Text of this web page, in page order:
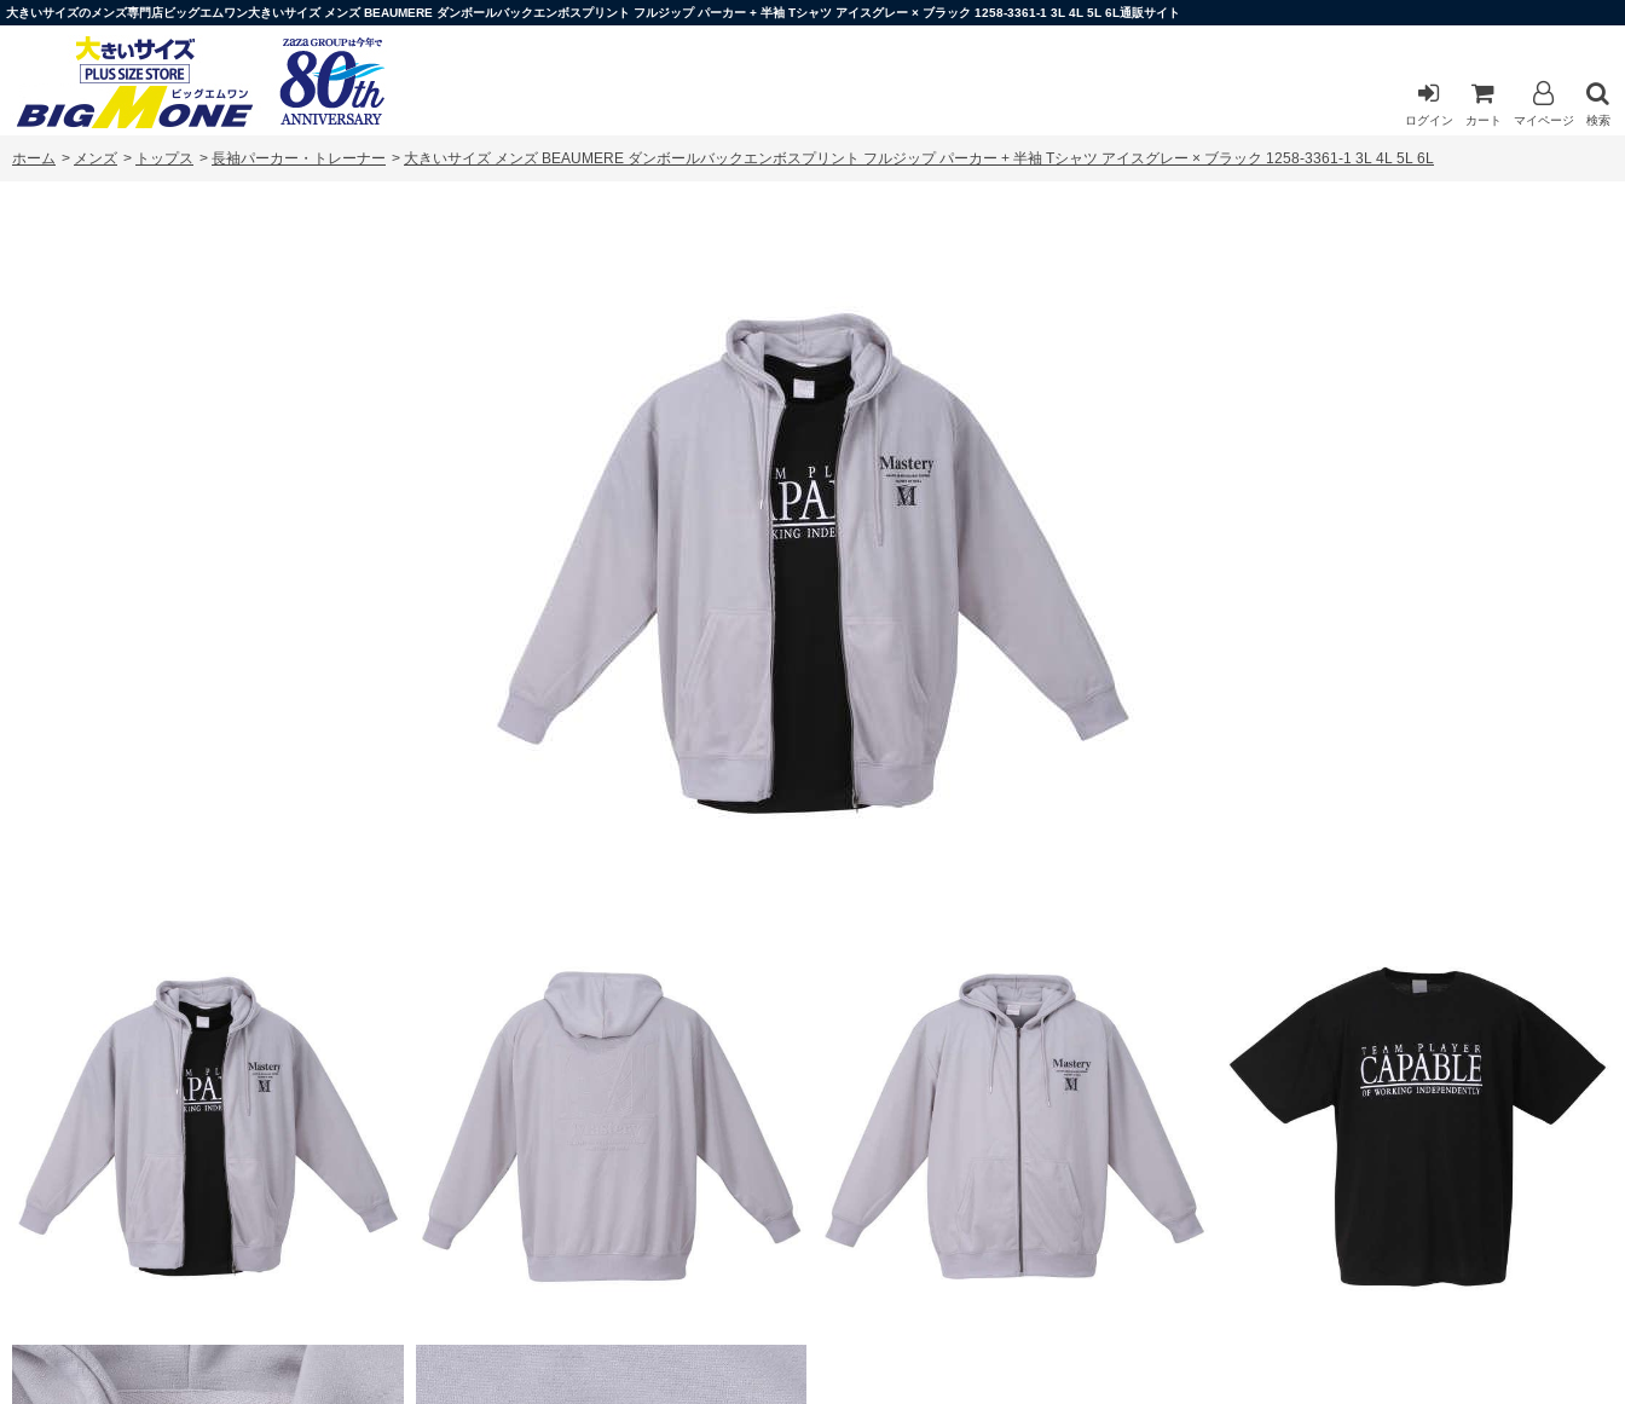
大きいサイズのメンズ専門店ビッグエムワン大きいサイズ メンズ BEAUMERE ダンボールバックエンボスプリント フルジップ パーカー + 半袖 Tシャツ アイスグレー × ブラック 1258-3361-1 3L 4L 5L 6L通販サイト
ログイン カート マイページ 検索
ホーム > メンズ > トップス > 長袖パーカー・トレーナー > 大きいサイズ メンズ BEAUMERE ダンボールバックエンボスプリント フルジップ パーカー + 半袖 Tシャツ アイスグレー × ブラック 1258-3361-1 3L 4L 5L 6L